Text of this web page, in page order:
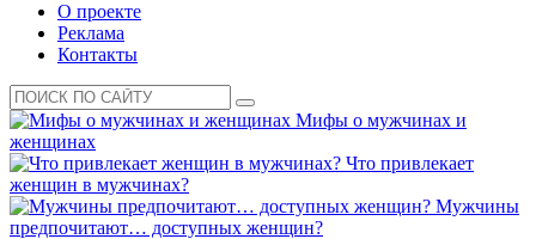
О проекте
Реклама
Контакты
Мифы о мужчинах и
женщинах
Что привлекает
женщин в мужчинах?
Мужчины
предпочитают… доступных женщин?